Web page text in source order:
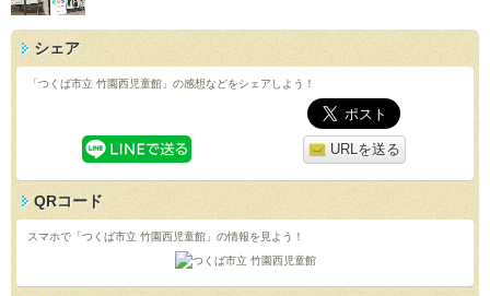
シェア
「つくば市立 竹園西児童館」の感想などをシェアしよう！
URLを送る
QRコード
スマホで「つくば市立 竹園西児童館」の情報を見よう！